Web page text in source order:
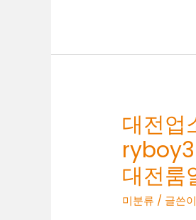
도
표
k
톡
ryboy3500
유
대전업
대전룸
미분류 / 글쓴